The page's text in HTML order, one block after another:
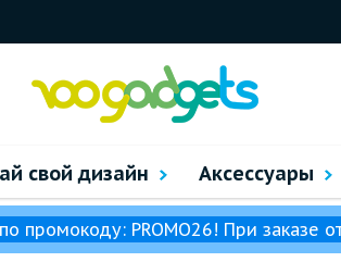
свой дизайн Аксессуары
промокоду: PROMO26! При заказе